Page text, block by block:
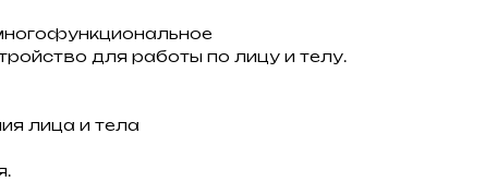
для работы по лицу и телу.
лица и тела